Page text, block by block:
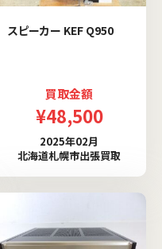
スピーカー KEF Q950
買取金額
¥48,500
2025年02月
北海道札幌市出張買取